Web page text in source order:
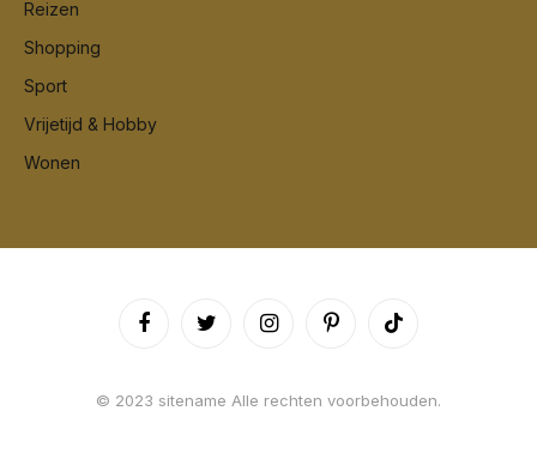
Reizen
Shopping
Sport
Vrijetijd & Hobby
Wonen
FacebookTwitter InstagramPinterestTikTok
© 2023 sitename Alle rechten voorbehouden.